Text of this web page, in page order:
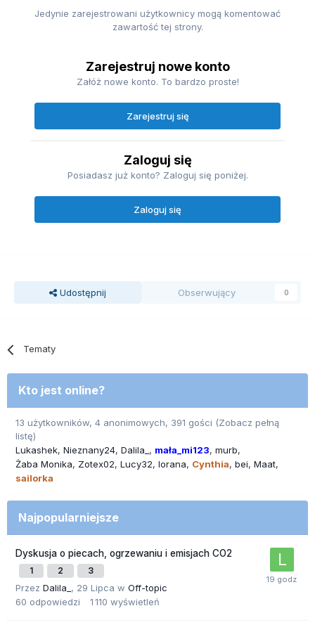
Jedynie zarejestrowani użytkownicy mogą komentować
zawartość tej strony.
Zarejestruj nowe konto
Załóż nowe konto. To bardzo proste!
Zarejestruj się
Zaloguj się
Posiadasz już konto? Zaloguj się poniżej.
Zaloguj się
Udostępnij Obserwujący 0
Tematy
Kto jest online?
13 użytkowników, 4 anonimowych, 391 gości (Zobacz pełną
listę)
Lukashek Nieznany24 Dalila_ mała_mi123 murb
Żaba Monika
Zotex02 Lucy32 lorana Cynthia bei Maat
sailorka
Najpopularniejsze
Dyskusja o piecach, ogrzewaniu i emisjach CO2
1 2 3
Przez Dalila_ , 29 Lipca w Off-topic
60 odpowiedzi 1 110 wyświetleń